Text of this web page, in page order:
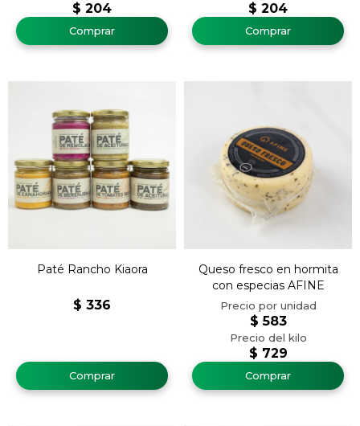
$ 204 $ 204
Paté Rancho Kiaora
$ 336
Queso fresco en hormita
con especias AFINE
$ 729
$ 583